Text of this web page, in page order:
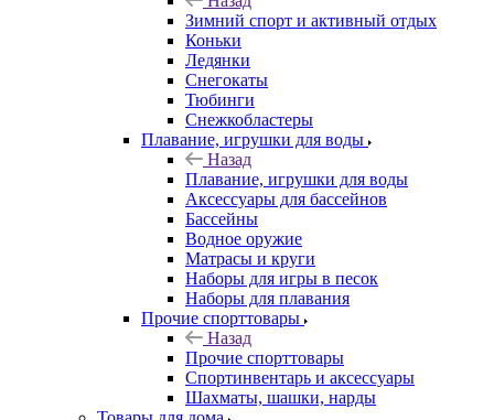
Зимний спорт и активный отдых
Коньки
Ледянки
Снегокаты
Тюбинги
Снежкобластеры
Плавание, игрушки для воды
Назад
Плавание, игрушки для воды
Аксессуары для бассейнов
Бассейны
Водное оружие
Матрасы и круги
Наборы для игры в песок
Наборы для плавания
Прочие спорттовары
Назад
Прочие спорттовары
Спортинвентарь и аксессуары
Шахматы, шашки, нарды